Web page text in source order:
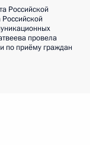
Российской
провела
по приёму граждан